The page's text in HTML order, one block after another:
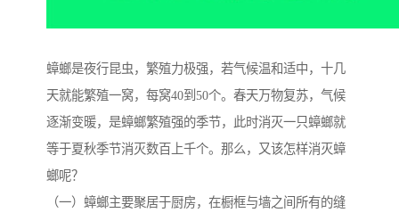
蟑螂是夜行昆虫，繁殖力极强，若气候温和适中，十几
天就能繁殖一窝，每窝40到50个。春天万物复苏，气候
逐渐变暖，是蟑螂繁殖强的季节，此时消灭一只蟑螂就
等于夏秋季节消灭数百上千个。那么，又该怎样消灭蟑
螂呢？
（一）蟑螂主要聚居于厨房，在橱框与墙之间所有的缝